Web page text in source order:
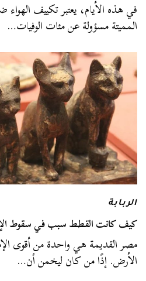
في هذه الأيام، يعتبر تكييف الهواء
المميتة مسؤولة عن مئات الوفيات…
الربابة
كيف كانت القطط سبب في سقوط
مصر القديمة هي واحدة من أقوى
الأرض. إذًا من كان ليخمن أن…